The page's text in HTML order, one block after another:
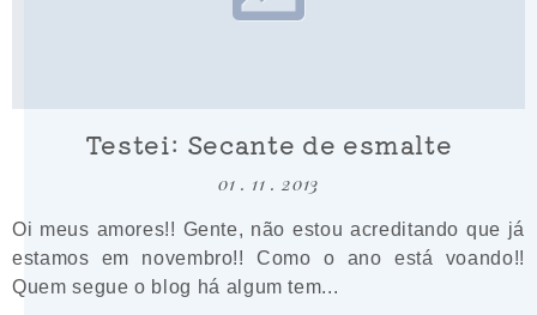
Testei: Secante de esmalte
01 . 11 . 2013
Oi meus amores!! Gente, não estou acreditando que já
estamos em novembro!! Como o ano está voando!!
Quem segue o blog há algum tem...